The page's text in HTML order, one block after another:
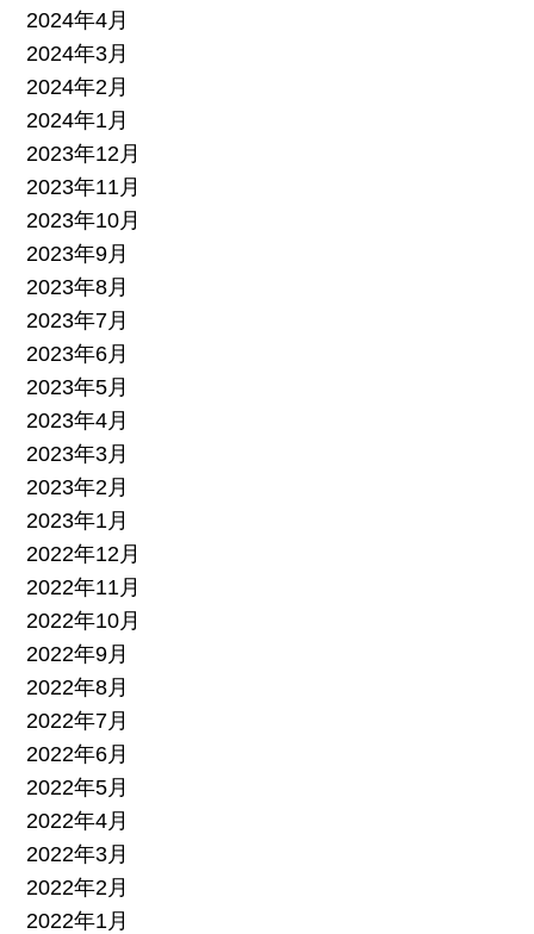
2024年4月
2024年3月
2024年2月
2024年1月
2023年12月
2023年11月
2023年10月
2023年9月
2023年8月
2023年7月
2023年6月
2023年5月
2023年4月
2023年3月
2023年2月
2023年1月
2022年12月
2022年11月
2022年10月
2022年9月
2022年8月
2022年7月
2022年6月
2022年5月
2022年4月
2022年3月
2022年2月
2022年1月